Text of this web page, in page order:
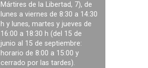
Mártires de la Libertad, 7), de
lunes a viernes de 8:30 a 14:30
h y lunes, martes y jueves de
16:00 a 18:30 h (del 15 de
junio al 15 de septiembre:
horario de 8:00 a 15:00 y
cerrado por las tardes).